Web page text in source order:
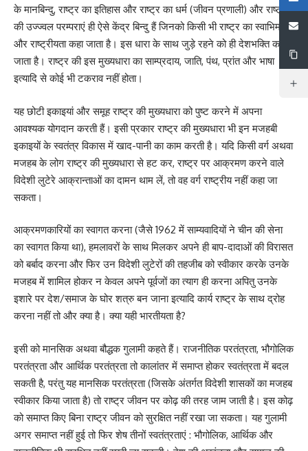
के मानबिन्दु, राष्ट्र का इतिहास और राष्ट्र का धर्म (जीवन प्रणाली) और राष्ट्र
की उज्ज्वल परम्पराएं ही ऐसे केंद्र बिन्दु हैं जिनको किसी भी राष्ट्र का स्वाभिमान
और राष्ट्रीयता कहा जाता है। इस धारा के साथ जुड़े रहने को ही देशभक्ति कहा
जाता है। राष्ट्र की इस मुख्यधारा का साम्प्रदाय, जाति, पंथ, प्रांत और भाषा
इत्यादि से कोई भी टकराव नहीं होता।
यह छोटी इकाइयां और समूह राष्ट्र की मुख्यधारा को पुष्ट करने में अपना
आवश्यक योगदान करती हैं। इसी प्रकार राष्ट्र की मुख्यधारा भी इन मजहबी
इकाइयों के स्वतंत्र विकास में खाद-पानी का काम करती है। यदि किसी वर्ग अथवा
मजहब के लोग राष्ट्र की मुख्यधारा से हट कर, राष्ट्र पर आक्रमण करने वाले
विदेशी लुटेरे आक्रान्ताओं का दामन थाम लें, तो वह वर्ग राष्ट्रीय नहीं कहा जा
सकता।
आक्रमणकारियों का स्वागत करना (जैसे 1962 में साम्यवादियों ने चीन की सेना
का स्वागत किया था), हमलावरों के साथ मिलकर अपने ही बाप-दादाओं की विरासत
को बर्बाद करना और फिर उन विदेशी लुटेरों की तहजीब को स्वीकार करके उनके
मजहब में शामिल होकर न केवल अपने पूर्वजों का त्याग ही करना अपितु उनके
इशारे पर देश/समाज के घोर शत्रु बन जाना इत्यादि कार्य राष्ट्र के साथ द्रोह
करना नहीं तो और क्या है। क्या यही भारतीयता है?
इसी को मानसिक अथवा बौद्धक गुलामी कहते हैं। राजनीतिक परतंत्रता, भौगोलिक
परतंत्रता और आर्थिक परतंत्रता तो कालांतर में समाप्त होकर स्वतंत्रता में बदल
सकती है, परंतु यह मानसिक परतंत्रता (जिसके अंतर्गत विदेशी शासकों का मजहब
स्वीकार किया जाता है) तो राष्ट्र जीवन पर कोढ़ की तरह जाम जाती है। इस कोढ़
को समाप्त किए बिना राष्ट्र जीवन को सुरक्षित नहीं रखा जा सकता। यह गुलामी
अगर समाप्त नहीं हुई तो फिर शेष तीनों स्वतंत्रताएं : भौगोलिक, आर्थिक और